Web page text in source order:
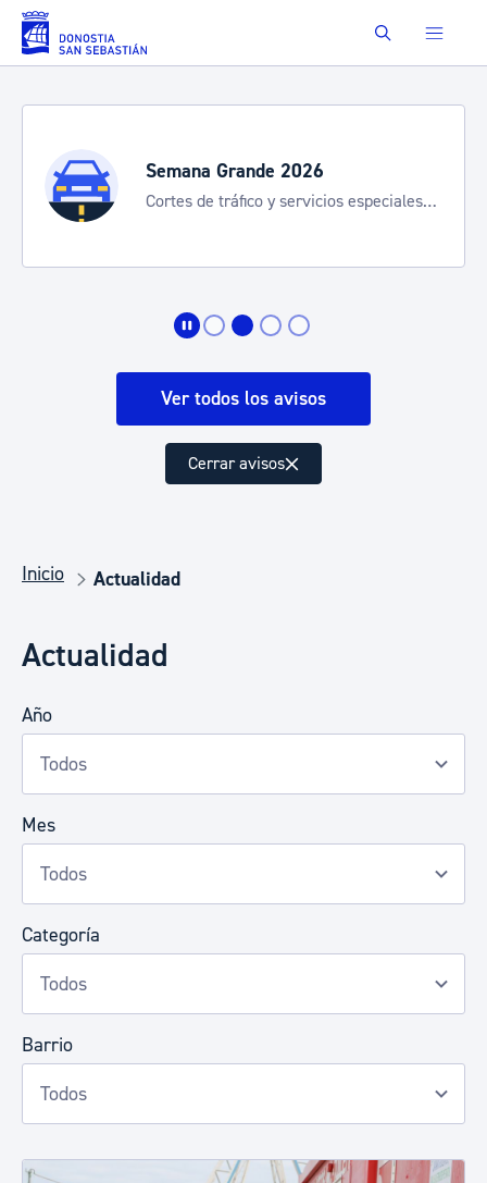
Saltar al contenido principal Buscar
Semana Grande 2026
Cortes de tráfico y servicios especiales
Ver todos los avisos
Cerrar avisos
Inicio Actualidad
Actualidad
Año
Mes
Categoría
Barrio